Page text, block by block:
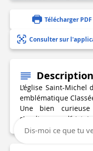
Télécharger PDF
Consulter sur
Description
L’église Saint-
emblématique
Une bien
s’explique par l’histoire.
Dis-moi ce que tu